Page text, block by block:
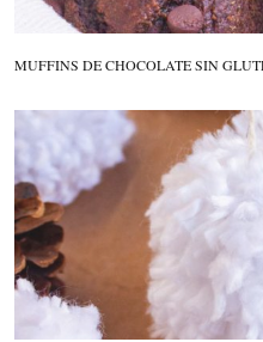
MUFFINS DE CHOCOLATE SIN